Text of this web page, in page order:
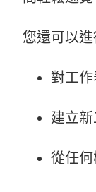
您還可以
對工
建立
從任